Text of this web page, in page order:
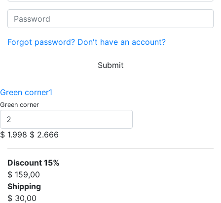
Forgot password? Don't have an account?
Submit
Green corner1
Green corner
$ 1.998 $ 2.666
Discount 15%
$ 159,00
Shipping
$ 30,00